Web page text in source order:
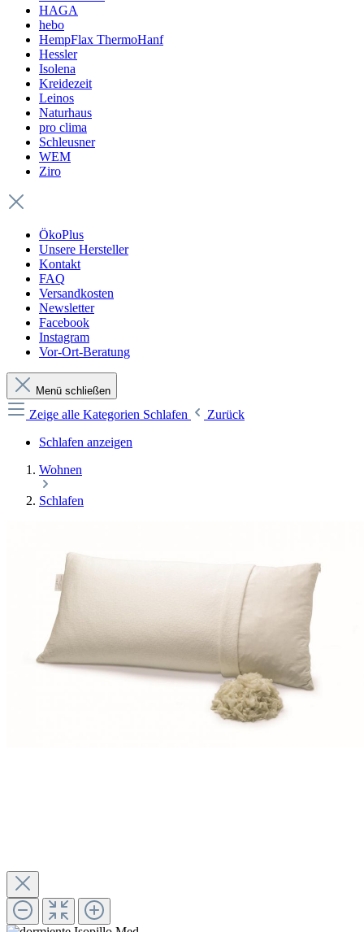
HAGA
hebo
HempFlax ThermoHanf
Hessler
Isolena
Kreidezeit
Leinos
Naturhaus
pro clima
Schleusner
WEM
Ziro
ÖkoPlus
Unsere Hersteller
Kontakt
FAQ
Versandkosten
Newsletter
Facebook
Instagram
Vor-Ort-Beratung
Menü schließen
Zeige alle Kategorien Schlafen
Zurück
Schlafen anzeigen
Wohnen
Schlafen